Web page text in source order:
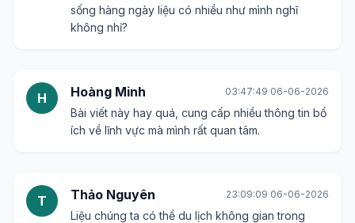
sống hàng ngày liệu có nhiều như mình nghĩ
không nhỉ?
H Hoàng Minh 03:47:49 06-06-2026
Bài viết này hay quá, cung cấp nhiều thông tin bổ
ích về lĩnh vực mà mình rất quan tâm.
T Thảo Nguyên 23:09:09 06-06-2026
Liệu chúng ta có thể du lịch không gian trong